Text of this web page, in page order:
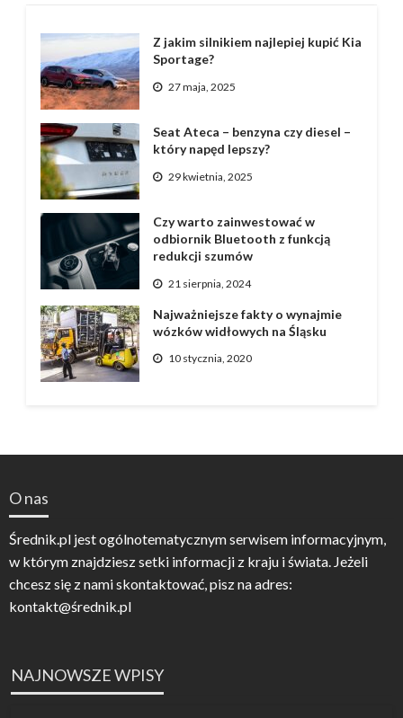
Z jakim silnikiem najlepiej kupić Kia
Sportage?
27 maja, 2025
Seat Ateca – benzyna czy diesel –
który napęd lepszy?
29 kwietnia, 2025
Czy warto zainwestować w
odbiornik Bluetooth z funkcją
redukcji szumów
21 sierpnia, 2024
Najważniejsze fakty o wynajmie
wózków widłowych na Śląsku
10 stycznia, 2020
O nas
Średnik.pl jest ogólnotematycznym serwisem informacyjnym,
w którym znajdziesz setki informacji z kraju i świata. Jeżeli
chcesz się z nami skontaktować, pisz na adres:
kontakt@średnik.pl
NAJNOWSZE WPISY